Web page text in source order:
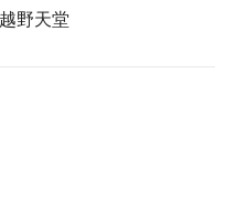
野天堂